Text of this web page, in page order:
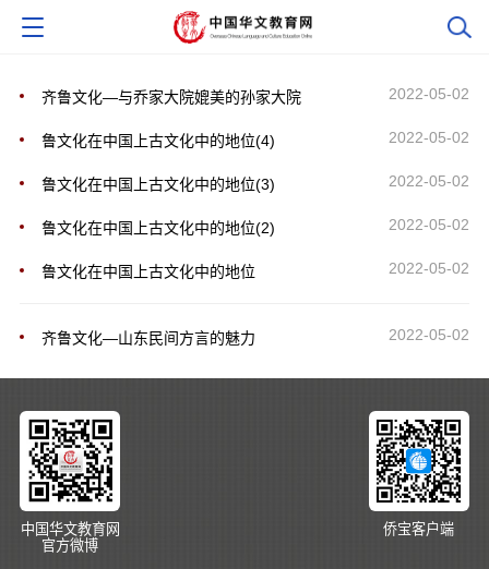
齐鲁文化―与乔家大院媲美的孙家大院 2022-05-02
鲁文化在中国上古文化中的地位(4) 2022-05-02
鲁文化在中国上古文化中的地位(3) 2022-05-02
鲁文化在中国上古文化中的地位(2) 2022-05-02
鲁文化在中国上古文化中的地位 2022-05-02
齐鲁文化―山东民间方言的魅力 2022-05-02
中国华文教育网
官方微博
侨宝客户端